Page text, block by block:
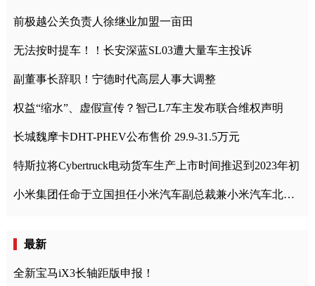
前极越公关负责人徐继业加盟一亩田
无法按时提车！！长安深蓝SL03遭大量车主投诉
副董事长辞职！宁德时代高层人事大调整
权益“缩水”、虚假宣传？智己L7车主发布联合维权声明
长城魏摩卡DHT-PHEV公布售价 29.9-31.5万元
特斯拉将Cybertruck电动货车生产上市时间推迟到2023年初
小米集团任命于立国担任小米汽车副总裁兼小米汽车北京总部政委
最新
全新宝马iX3长轴距版申报！